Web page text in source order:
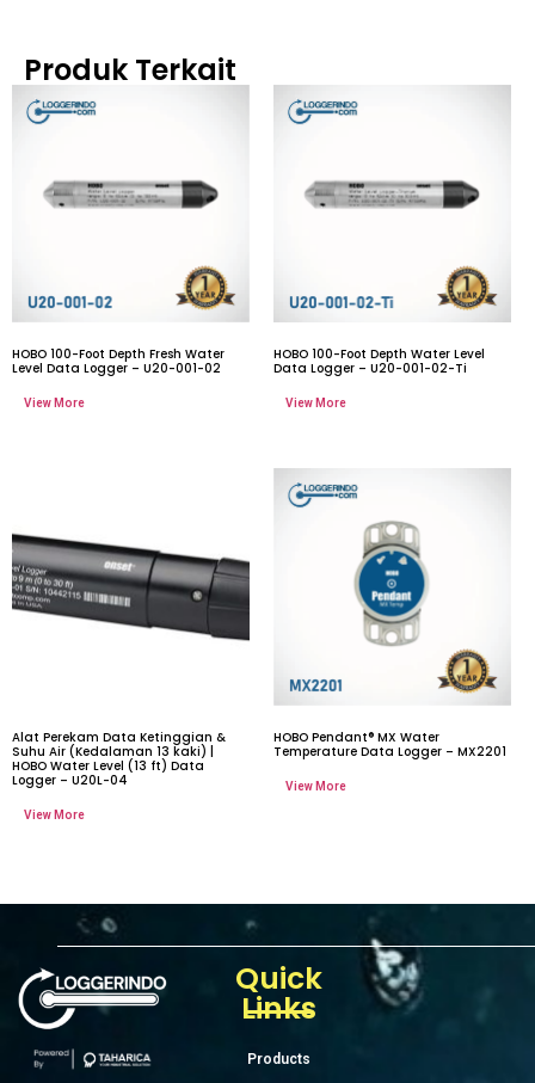
Produk Terkait
HOBO 100-Foot Depth Fresh Water
Level Data Logger – U20-001-02
HOBO 100-Foot Depth Water Level
Data Logger – U20-001-02-Ti
Alat Perekam Data Ketinggian &
Suhu Air (Kedalaman 13 kaki) |
HOBO Water Level (13 ft) Data
Logger – U20L-04
HOBO Pendant® MX Water
Temperature Data Logger – MX2201
Quick
Links
Products